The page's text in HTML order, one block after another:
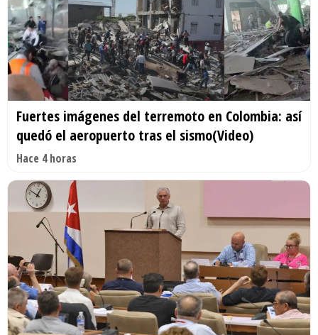
Fuertes imágenes del terremoto en Colombia: así
quedó el aeropuerto tras el sismo(Video)
Hace 4 horas